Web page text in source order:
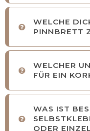
WELCHE
PINNBRETT
WELCHER
FÜR EIN
WAS IST
ODER